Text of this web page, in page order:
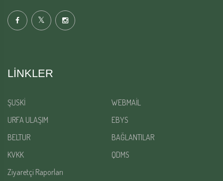
LINKLER
ŞUSKİ
WEBMAİL
URFA ULAŞIM
EBYS
BELTUR
BAĞLANTILAR
KVKK
QDMS
Ziyaretçi Raporları